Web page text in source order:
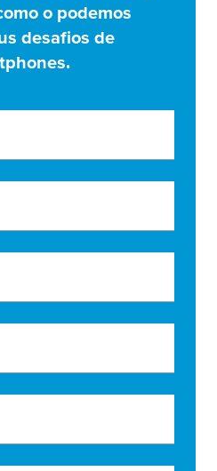
o podemos
desafios de